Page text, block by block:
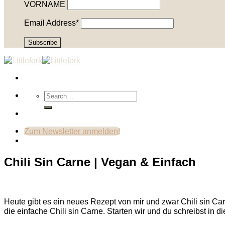
VORNAME
Email Address*
Zum Newsletter anmelden!
Chili Sin Carne | Vegan & Einfach
Heute gibt es ein neues Rezept von mir und zwar Chili sin
die einfache Chili sin Carne. Starten wir und du schreibst in